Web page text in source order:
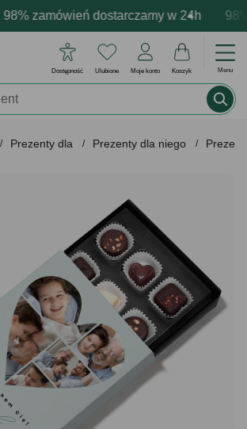
98% zamówień dostarczamy w 24h
Profesjonalna i darmowa
udane prezenty Prezentujemy
Dostępność Ulubione Moje konto Koszyk Menu
Prezenty dla Prezenty dla niego